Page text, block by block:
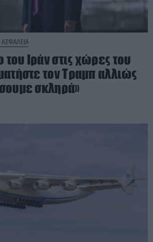
Ιράν στις χώρες του
τον Τραμπ αλλιώς
σκληρά»